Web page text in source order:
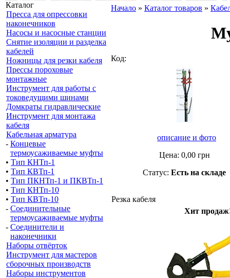
Каталог
Пресса для опрессовки
наконечников
Насосы и насосные станции
Снятие изоляции и разделка
кабелей
Ножницы для резки кабеля
Прессы пороховые
монтажные
Инструмент для работы с
токоведущими шинами
Домкраты гидравлические
Инструмент для монтажа
кабеля
Кабельная арматура
- Концевые
термоусаживаемые муфты
• Тип КНТп-1
• Тип КВТп-1
• Тип ПКНТп-1 и ПКВТп-1
• Тип КНТп-10
• Тип КВТп-10
- Соединительные
термоусаживаемые муфты
- Соединители и
наконечники
Наборы отвёрток
Инструмент для мастеров
сборочных производств
Наборы инструментов
Начало » Каталог товаров »
Код:
описание и фото
Цена: 0,00грн
Статус: Есть на складе
Резка кабеля
Хит